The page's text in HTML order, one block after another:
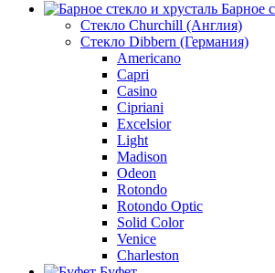
Барное
Стекло Churchill (Англия)
Стекло Dibbern (Германия)
Americano
Capri
Casino
Cipriani
Excelsior
Light
Madison
Odeon
Rotondo
Rotondo Optic
Solid Color
Venice
Сharleston